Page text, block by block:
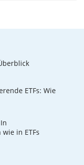
ETFs: Wie
in ETFs